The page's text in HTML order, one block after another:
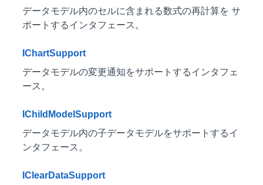
データモデル内のセルに含まれる数式の再計算を サ
ポートするインタフェース。
IChartSupport
データモデルの変更通知をサポートするインタフェ
ース。
IChildModelSupport
データモデル内の子データモデルをサポートするイ
ンタフェース。
IClearDataSupport